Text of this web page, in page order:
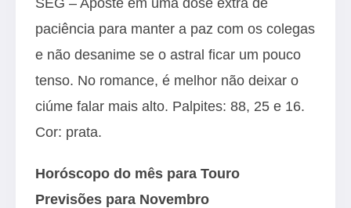
paciência para manter a paz com os colegas
e não desanime se o astral ficar um pouco
tenso. No romance, é melhor não deixar o
ciúme falar mais alto. Palpites: 88, 25 e 16.
Cor: prata.
Horóscopo do mês para Touro
Previsões para Novembro